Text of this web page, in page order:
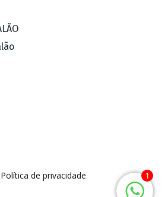
Política de privacidade 1